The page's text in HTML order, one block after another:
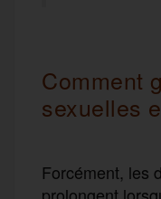
Comment
sexuelles
Forcément, les